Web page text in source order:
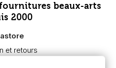
beaux-arts
2000
et retours